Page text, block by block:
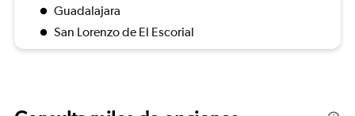
Guadalajara
San Lorenzo de El Escorial